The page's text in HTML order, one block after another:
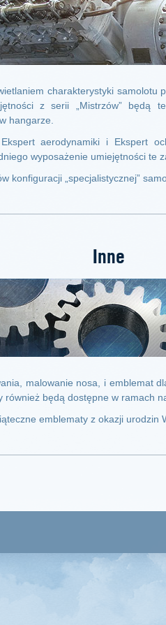
charakterystyki samolotu
z serii „Mistrzów” będą
hangarze.
Ekspert aerodynamiki i Ekspert
wyposażenie umiejętności te
konfiguracji „specjalistycznej”
Inne
malowanie nosa, i emblemat
również będą dostępne w ramach
emblematy z okazji urodzin